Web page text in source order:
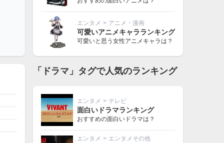
エンタメ > アニメ・漫画
可愛いアニメキャラランキング
可愛いと思う女性アニメキャラは？
「ドラマ」タグで人気のランキング
エンタメ > テレビ
面白いドラマランキング
おすすめの面白いドラマは？
エンタメ > エンタメその他